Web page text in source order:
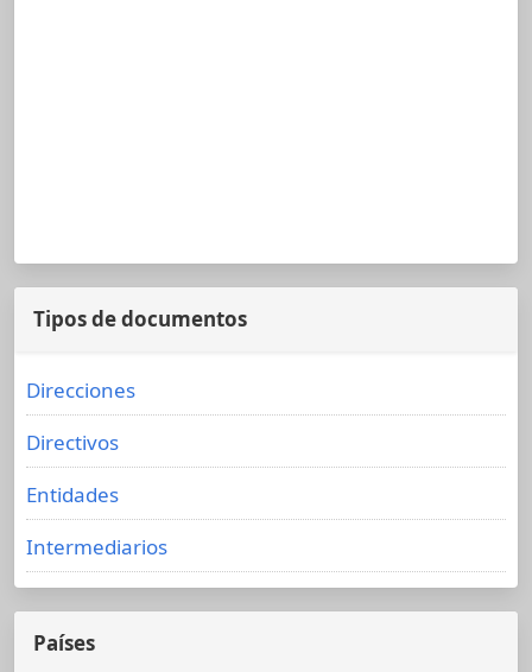
Tipos de documentos
Direcciones
Directivos
Entidades
Intermediarios
Países